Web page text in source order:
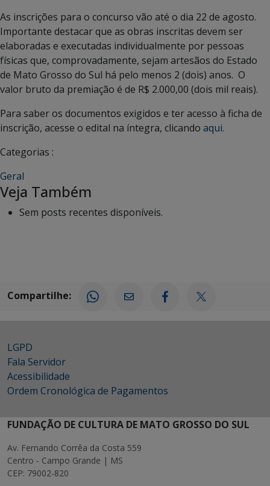
As inscrições para o concurso vão até o dia 22 de agosto.
Importante destacar que as obras inscritas devem ser
elaboradas e executadas individualmente por pessoas
físicas que, comprovadamente, sejam artesãos do Estado
de Mato Grosso do Sul há pelo menos 2 (dois) anos. O
valor bruto da premiação é de R$ 2.000,00 (dois mil reais).
Para saber os documentos exigidos e ter acesso à ficha de
inscrição, acesse o edital na íntegra, clicando aqui.
Categorias :
Geral
Veja Também
Sem posts recentes disponíveis.
Compartilhe:
LGPD
Fala Servidor
Acessibilidade
Ordem Cronológica de Pagamentos
FUNDAÇÃO DE CULTURA DE MATO GROSSO DO SUL
Av. Fernando Corrêa da Costa 559
Centro - Campo Grande | MS
CEP: 79002-820